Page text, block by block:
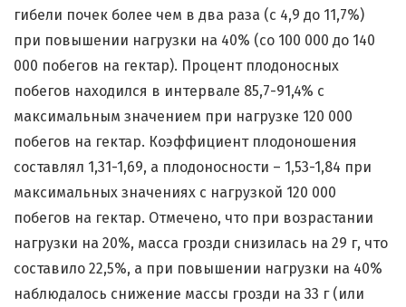
гибели почек более чем в два раза (c 4,9 до 11,7%)
при повышении нагрузки на 40% (со 100 000 до 140
000 побегов на гектар). Процент плодоносных
побегов находился в интервале 85,7-91,4% с
максимальным значением при нагрузке 120 000
побегов на гектар. Коэффициент плодоношения
составлял 1,31-1,69, а плодоносности – 1,53-1,84 при
максимальных значениях с нагрузкой 120 000
побегов на гектар. Отмечено, что при возрастании
нагрузки на 20%, масса грозди снизилась на 29 г, что
составило 22,5%, а при повышении нагрузки на 40%
наблюдалось снижение массы грозди на 33 г (или